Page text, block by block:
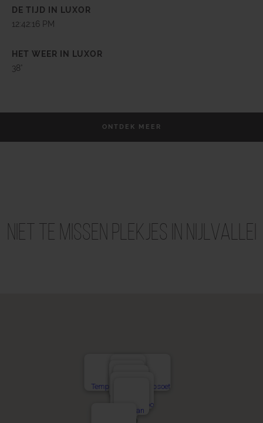
DE TIJD IN LUXOR
12:42:18 PM
HET WEER IN LUXOR
38°
ONTDEK MEER
Niet te missen plekjes in Nijlvallei
Aswan
Kom Ombo
Tempel van Hatsjepsoet